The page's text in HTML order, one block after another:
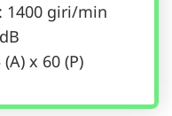
: 1400 giri/min
x 60 (P)